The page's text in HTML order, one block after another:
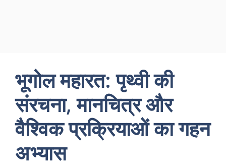
भूगोल महारत: पृथ्वी की
संरचना, मानचित्र और
वैश्विक प्रक्रियाओं का गहन
अभ्यास